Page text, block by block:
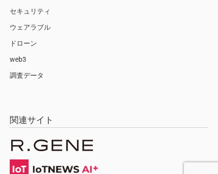
セキュリティ
ウェアラブル
ドローン
web3
調査データ
関連サイト